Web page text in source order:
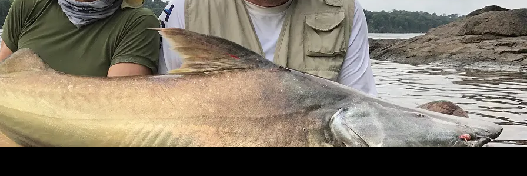
pesca de forma exclusiva. Nosso foco é
e uma operação diferenciada em cada
Dourado, Surubim, Robalo e muitos